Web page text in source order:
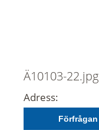
Ä10103-22.jpg
Adress:
Förfrågan